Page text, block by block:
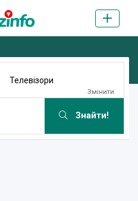
Телевізори
Змінити
Знайти!